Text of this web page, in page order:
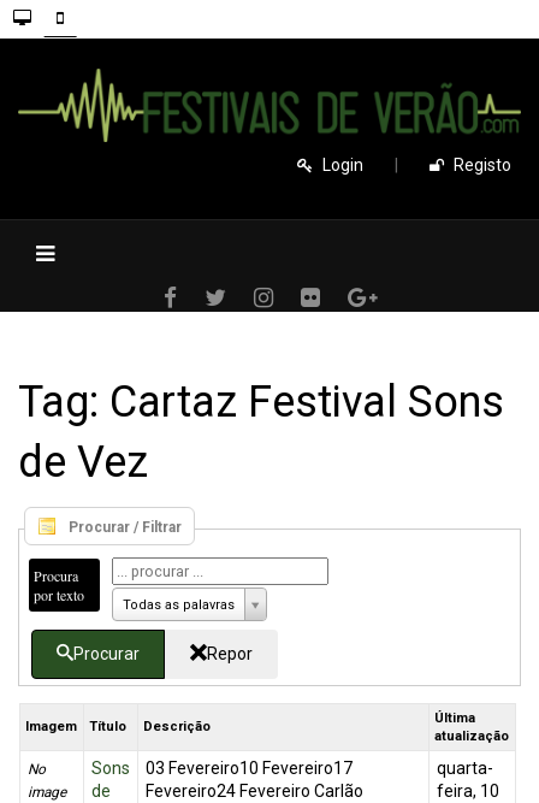
Login Registo
Tag: Cartaz Festival Sons
de Vez
Procurar / Filtrar
Procura
por texto
Todas as palavras
Procurar Repor
Imagem Título Descrição
Última
atualização
No
image
Sons
de
03 Fevereiro10 Fevereiro17
Fevereiro24 Fevereiro Carlão
quarta-
feira, 10